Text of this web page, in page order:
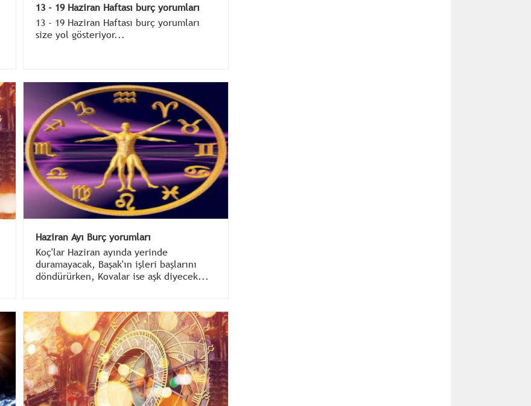
13 - 19 Haziran Haftası burç yorumları
13 - 19 Haziran Haftası burç yorumları
size yol gösteriyor...
Haziran Ayı Burç yorumları
Koç'lar Haziran ayında yerinde
duramayacak, Başak'ın işleri başlarını
döndürürken, Kovalar ise aşk diyecek...